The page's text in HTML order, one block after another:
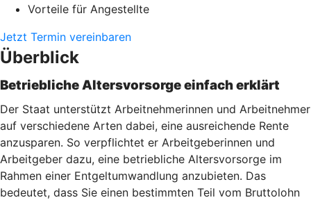
Vorteile für Angestellte
Jetzt Termin vereinbaren
Überblick
Betriebliche Altersvorsorge einfach erklärt
Der Staat unterstützt Arbeitnehmerinnen und Arbeitnehmer
auf verschiedene Arten dabei, eine ausreichende Rente
anzusparen. So verpflichtet er Arbeitgeberinnen und
Arbeitgeber dazu, eine betriebliche Altersvorsorge im
Rahmen einer Entgeltumwandlung anzubieten. Das
bedeutet, dass Sie einen bestimmten Teil vom Bruttolohn